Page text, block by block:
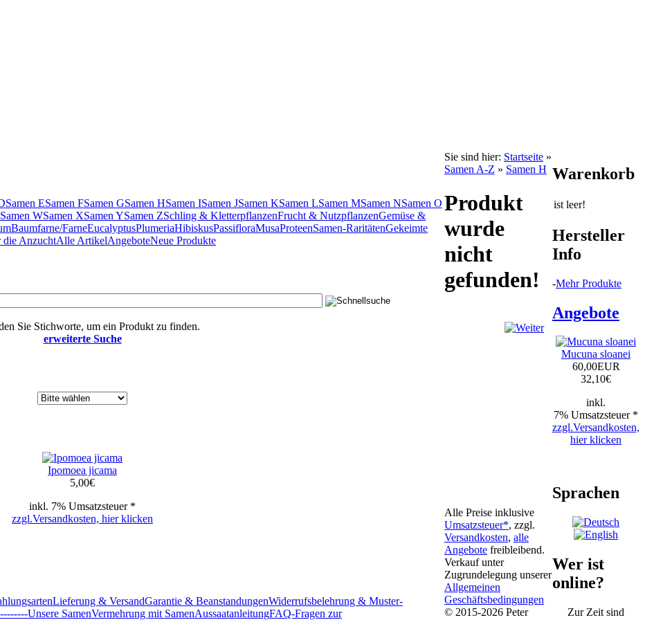
Samen ESamen FSamen GSamen HSamen ISamen JSamen KSamen LSamen MSamen NSamen O
Samen WSamen XSamen YSamen ZSchling & KletterpflanzenFrucht & NutzpflanzenGemüse &
Baumfarne/FarneEucalyptusPlumeriaHibiskusPassifloraMusaProteenSamen-RaritätenGekeimte
AnzuchtAlle ArtikelAngeboteNeue Produkte
Sie Stichworte, um ein Produkt zu finden.
erweiterte Suche
Ipomoea jicama
5,00€
inkl. 7% Umsatzsteuer *
zzgl.Versandkosten, hier klicken
Lieferung & VersandGarantie & BeanstandungenWiderrufsbelehrung & Muster-
Unsere SamenVermehrung mit SamenAussaatanleitungFAQ-Fragen zur
Sie sind hier: Startseite »
Samen A-Z » Samen H
Produkt
wurde
nicht
gefunden!
Warenkorb
ist leer!
Hersteller
Info
-Mehr Produkte
Angebote
Mucuna sloanei
60,00EUR
32,10€
inkl.
7% Umsatzsteuer *
zzgl.Versandkosten,
hier klicken
Sprachen
Wer ist
online?
Zur Zeit sind
Alle Preise inklusive
Umsatzsteuer*, zzgl.
Versandkosten, alle
Angebote freibleibend.
Verkauf unter
Zugrundelegung unserer
Allgemeinen
Geschäftsbedingungen
© 2015-2026 Peter